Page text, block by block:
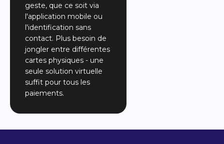
geste, que ce soit via
l'application mobile ou
l'identification sans
contact. Plus besoin de
jongler entre différentes
cartes physiques - une
seule solution virtuelle
suffit pour tous les
paiements.